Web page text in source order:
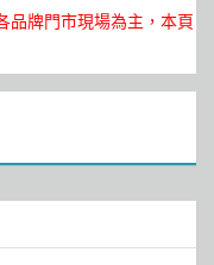
品牌門市現場為主，本頁